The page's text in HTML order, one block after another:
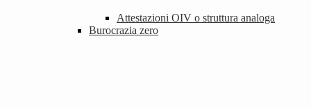
Attestazioni OIV o struttura analoga
Burocrazia zero